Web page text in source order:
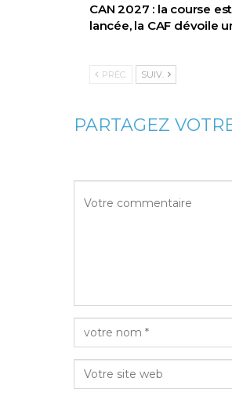
CAN 2027 : la course est
lancée, la CAF dévoile
PRÉC. SUIV.
PARTAGEZ